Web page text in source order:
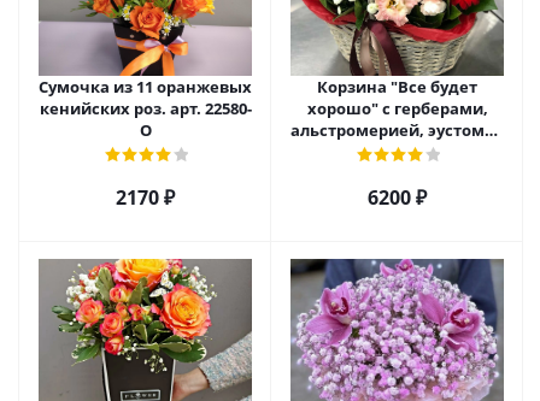
Сумочка из 11 оранжевых
кенийских роз. арт. 22580-
О
2170 ₽
Корзина "Все будет
хорошо" с герберами,
альстромерией, эустомой
и хризантемой арт. 22461
6200 ₽